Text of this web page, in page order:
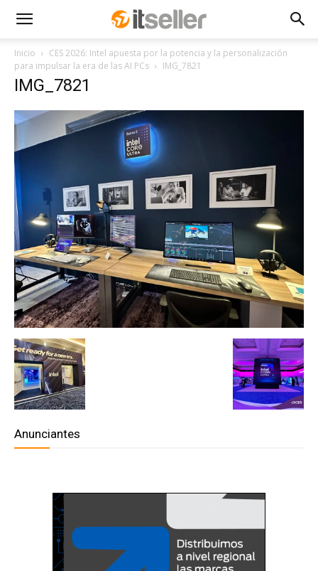
Inicio
CES 2026: Intel apuesta por la potencia y la personalización
para impulsar la era de las AI PCs
IMG_7821
IMG_7821
Anunciantes